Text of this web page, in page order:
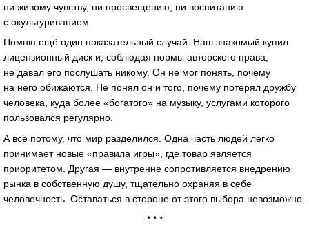
ни живому чувству, ни просвещению, ни воспитанию
с окультуриванием.
Помню ещё один показательный случай. Наш знакомый купил
лицензионный диск и, соблюдая нормы авторского права,
не давал его послушать никому. Он не мог понять, почему
на него обижаются. Не понял он и того, почему потерял дружбу
человека, куда более «богатого» на музыку, услугами которого
пользовался регулярно.
А всё потому, что мир разделился. Одна часть людей легко
принимает новые «правила игры», где товар является
приоритетом. Другая — внутренне сопротивляется внедрению
рынка в собственную душу, тщательно охраняя в себе
человечность. Оставаться в стороне от этого выбора невозможно.
* * *